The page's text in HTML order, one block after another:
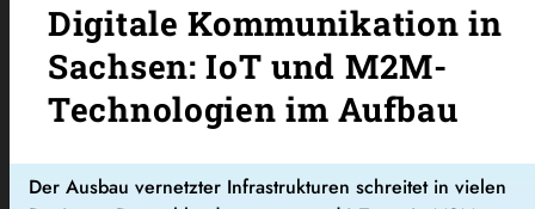
Digitale Kommunikation in
Sachsen: IoT und M2M-
Technologien im Aufbau
Der Ausbau vernetzter Infrastrukturen schreitet in vielen